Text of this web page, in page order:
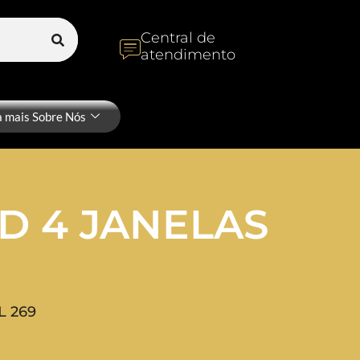
Central de
atendimento
mais Sobre Nós
4 JANELAS
269